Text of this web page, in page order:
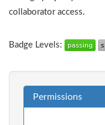
collaborator access.
Badge Levels:
Permissions